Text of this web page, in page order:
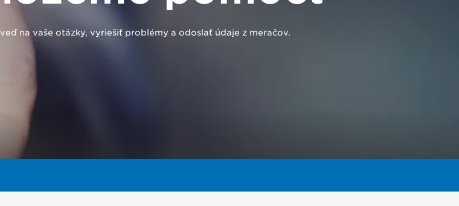
na vaše otázky, vyriešiť problémy a odoslať údaje z meračov.